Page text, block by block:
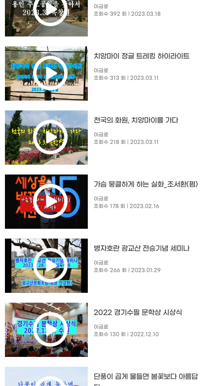
이금로
조회수 392 회
| 2023.03.18
치앙마이 정글 트레킹 하이라이트
이금로
조회수 313 회
| 2023.03.11
천국의 화원, 치앙마이를 가다
이금로
조회수 218 회
| 2023.03.11
가슴 뭉클하게 하는 실화_조서환(펌)
이금로
조회수 178 회
| 2023.02.16
병자호란 광교산 전승기념 세미나
이금로
조회수 266 회
| 2023.01.29
2022 경기수필 문학상 시상식
이금로
조회수 130 회
| 2022.12.10
단풍이 곱게 물들면 봄꽃보다 아름답